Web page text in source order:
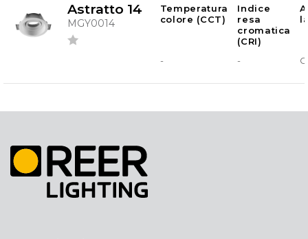
Astratto 14
MGY0014
Temperatura
colore (CCT)
Indice
resa
cromatica
(CRI)
- -